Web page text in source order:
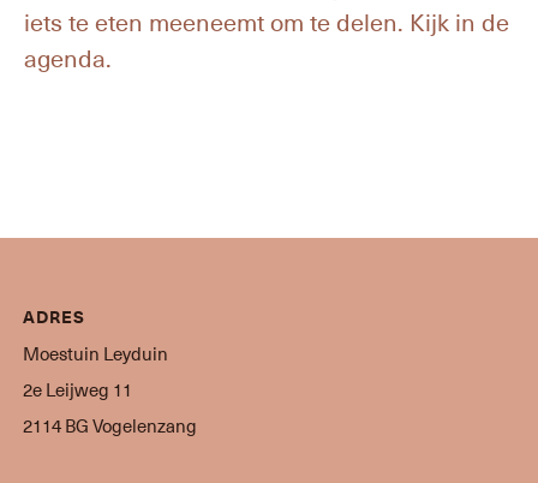
iets te eten meeneemt om te delen. Kijk in de
agenda.
ADRES
Moestuin Leyduin
2e Leijweg 11
2114 BG Vogelenzang